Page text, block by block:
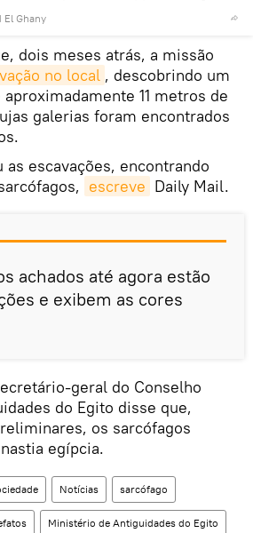
Ghany
dois meses atrás, a missão
no local , descobrindo um
11 metros de
galerias foram encontrados
escavações, encontrando
escreve Daily Mail.
achados até agora estão
e exibem as cores
geral do Conselho
do Egito disse que,
os sarcófagos
egípcia.
Notícias sarcófago
Ministério de Antiguidades do Egito